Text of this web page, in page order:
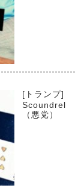
[トランプ]
Scoundrel
（悪党）